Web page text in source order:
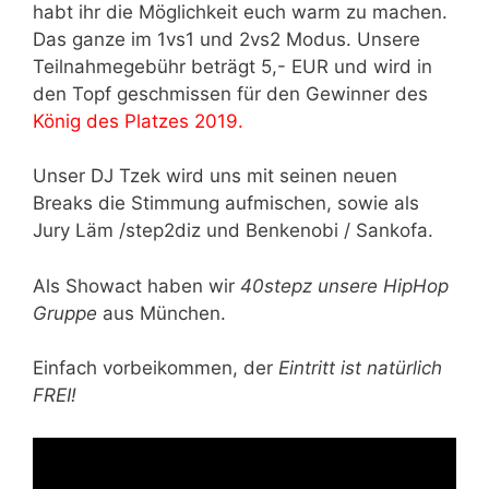
habt ihr die Möglichkeit euch warm zu machen.
Das ganze im 1vs1 und 2vs2 Modus. Unsere
Teilnahmegebühr beträgt 5,- EUR und wird in
den Topf geschmissen für den Gewinner des
König des Platzes 2019.
Unser DJ Tzek wird uns mit seinen neuen
Breaks die Stimmung aufmischen, sowie als
Jury Läm /step2diz und Benkenobi / Sankofa.
Als Showact haben wir 40stepz unsere HipHop
Gruppe aus München.
Einfach vorbeikommen, der Eintritt ist natürlich
FREI!